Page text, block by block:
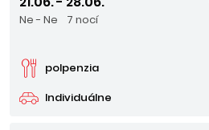
Ne - Ne 7 nocí
Individuálne
polpenzia